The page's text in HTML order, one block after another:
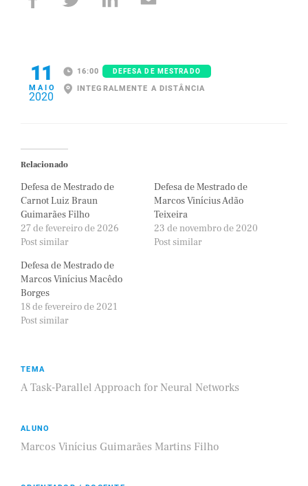
11
MAIO
2020
16:00 DEFESA DE MESTRADO
INTEGRALMENTE A DISTÂNCIA
Relacionado
Defesa de Mestrado de
Carnot Luiz Braun
Guimarães Filho
27 de fevereiro de 2026
Post similar
Defesa de Mestrado de
Marcos Vinícius Adão
Teixeira
23 de novembro de 2020
Post similar
Defesa de Mestrado de
Marcos Vinícius Macêdo
Borges
18 de fevereiro de 2021
Post similar
TEMA
A Task-Parallel Approach for Neural Networks
ALUNO
Marcos Vinícius Guimarães Martins Filho